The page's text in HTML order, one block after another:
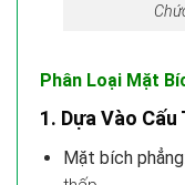
Phân Loại Mặt
1. Dựa Vào Cấu
Mặt bích phẳng